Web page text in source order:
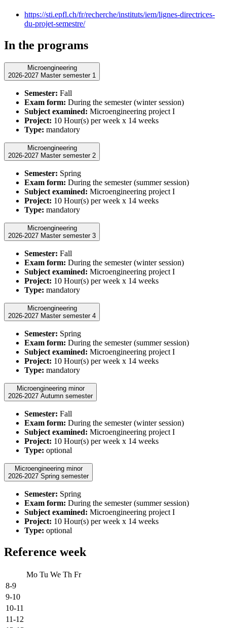
https://sti.epfl.ch/fr/recherche/instituts/iem/lignes-directrices-
du-projet-semestre/
In the programs
Microengineering
2026-2027 Master semester 1
Semester: Fall
Exam form: During the semester (winter session)
Subject examined: Microengineering project I
Project: 10 Hour(s) per week x 14 weeks
Type: mandatory
Microengineering
2026-2027 Master semester 2
Semester: Spring
Exam form: During the semester (summer session)
Subject examined: Microengineering project I
Project: 10 Hour(s) per week x 14 weeks
Type: mandatory
Microengineering
2026-2027 Master semester 3
Semester: Fall
Exam form: During the semester (winter session)
Subject examined: Microengineering project I
Project: 10 Hour(s) per week x 14 weeks
Type: mandatory
Microengineering
2026-2027 Master semester 4
Semester: Spring
Exam form: During the semester (summer session)
Subject examined: Microengineering project I
Project: 10 Hour(s) per week x 14 weeks
Type: mandatory
Microengineering minor
2026-2027 Autumn semester
Semester: Fall
Exam form: During the semester (winter session)
Subject examined: Microengineering project I
Project: 10 Hour(s) per week x 14 weeks
Type: optional
Microengineering minor
2026-2027 Spring semester
Semester: Spring
Exam form: During the semester (summer session)
Subject examined: Microengineering project I
Project: 10 Hour(s) per week x 14 weeks
Type: optional
Reference week
Mo Tu We Th Fr
8-9
9-10
10-11
11-12